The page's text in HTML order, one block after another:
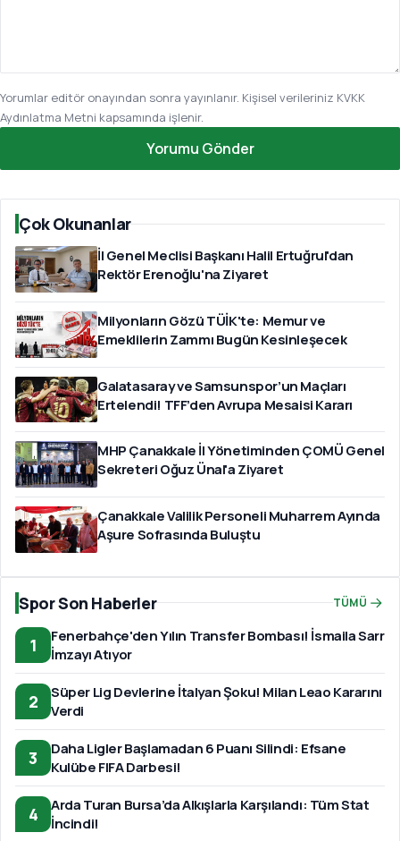
Yorumlar editör onayından sonra yayınlanır. Kişisel verileriniz KVKK
Aydınlatma Metni kapsamında işlenir.
Yorumu Gönder
Çok Okunanlar
İl Genel Meclisi Başkanı Halil Ertuğrul'dan
Rektör Erenoğlu'na Ziyaret
Milyonların Gözü TÜİK'te: Memur ve
Emeklilerin Zammı Bugün Kesinleşecek
Galatasaray ve Samsunspor’un Maçları
Ertelendi! TFF’den Avrupa Mesaisi Kararı
MHP Çanakkale İl Yönetiminden ÇOMÜ Genel
Sekreteri Oğuz Ünal'a Ziyaret
Çanakkale Valilik Personeli Muharrem Ayında
Aşure Sofrasında Buluştu
Spor Son Haberler TÜMÜ
1
Fenerbahçe'den Yılın Transfer Bombası! İsmaila Sarr
İmzayı Atıyor
2
Süper Lig Devlerine İtalyan Şoku! Milan Leao Kararını
Verdi
3
Daha Ligler Başlamadan 6 Puanı Silindi: Efsane
Kulübe FIFA Darbesi!
4
Arda Turan Bursa’da Alkışlarla Karşılandı: Tüm Stat
İncindi!